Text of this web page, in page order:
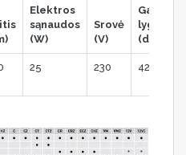
Elektros
sąnaudos
(W)
Srovė
(V)
Garso
lygis
(dB)
25 230 42